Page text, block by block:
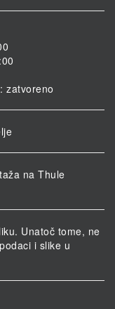
zatvoreno
na Thule
Unatoč tome, ne
i slike u